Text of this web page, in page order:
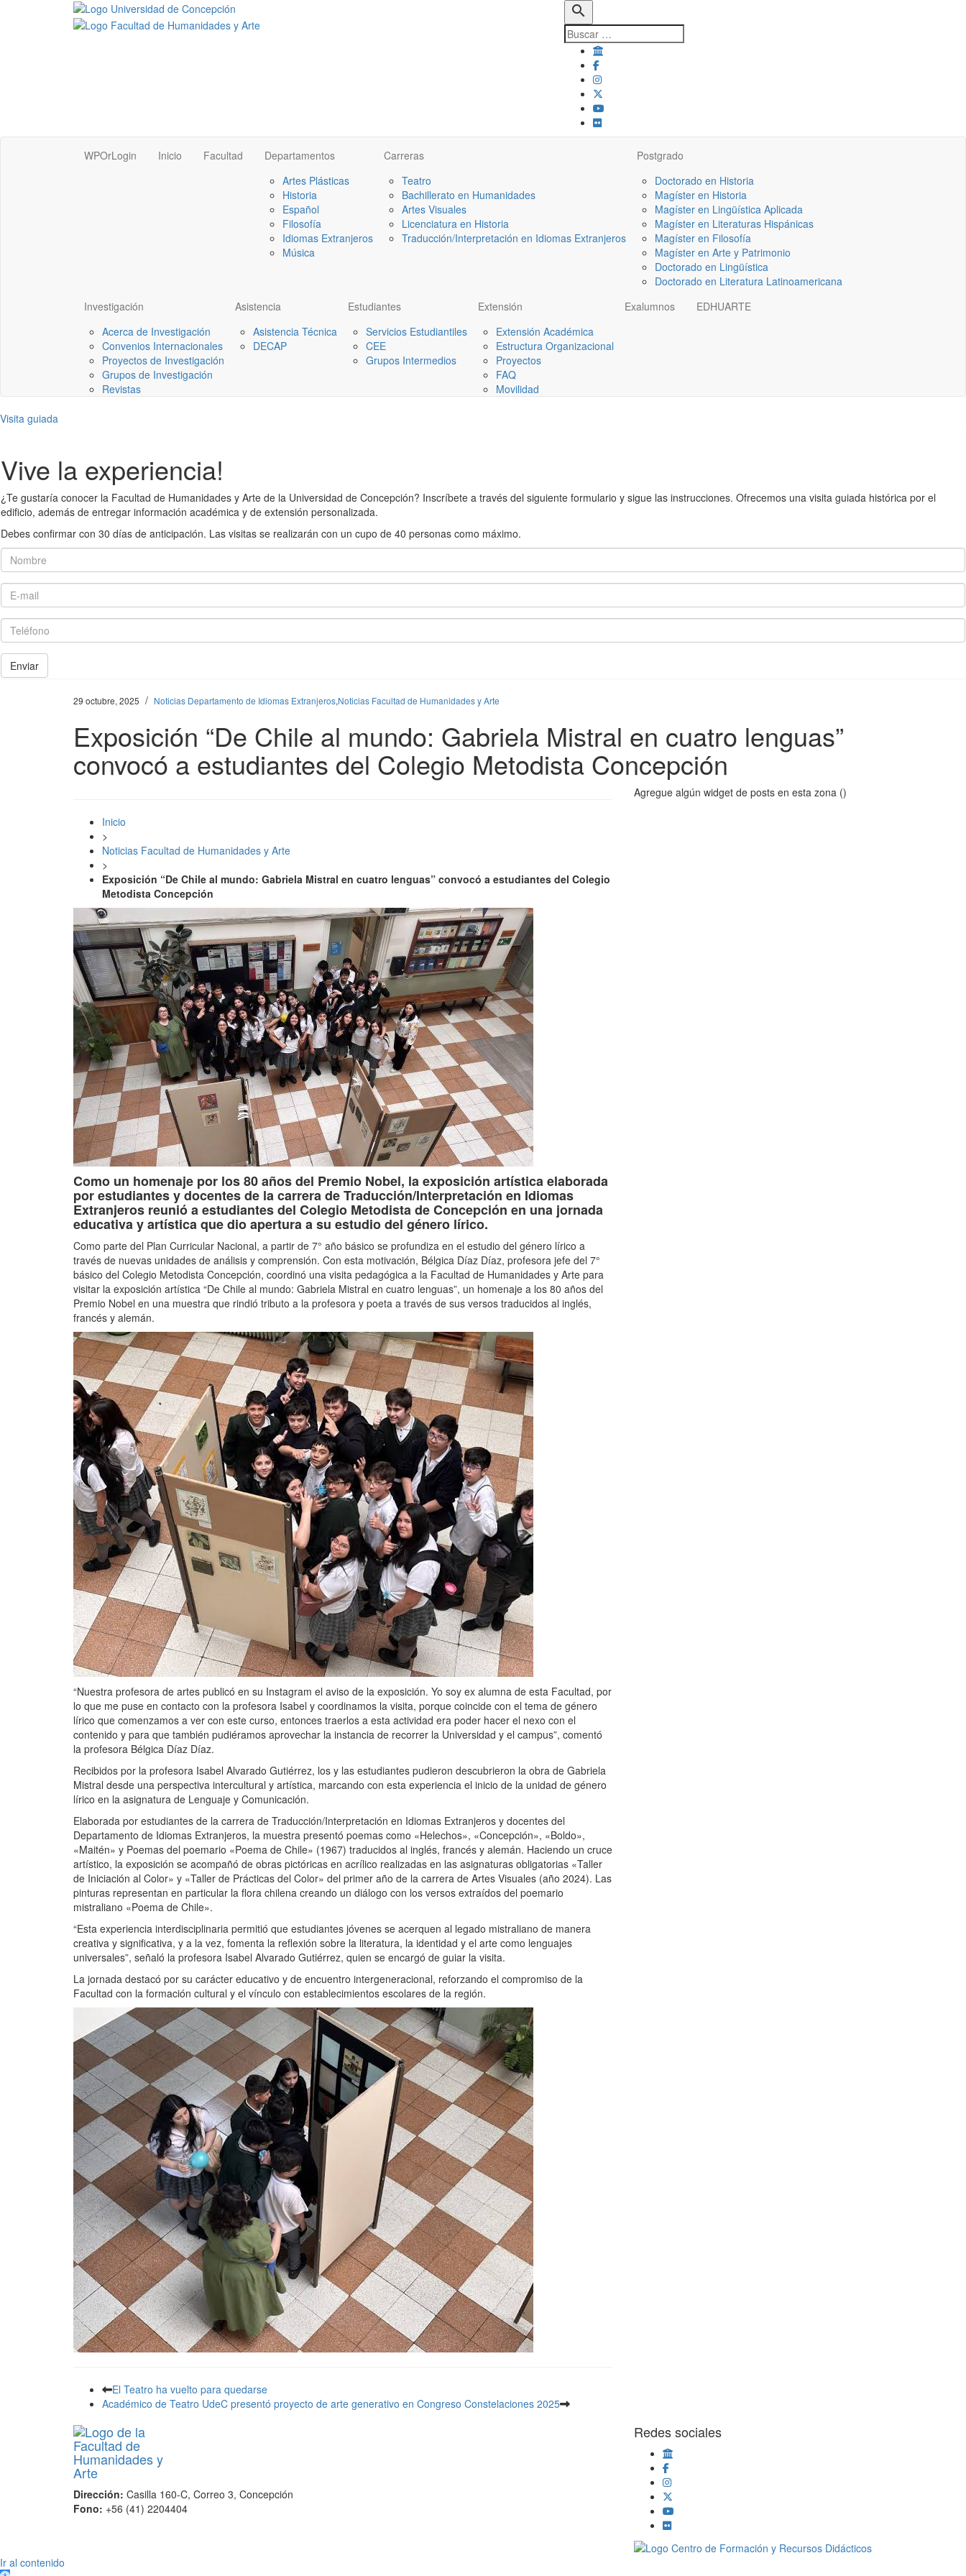
search
WPOrLogin Inicio Facultad
Departamentos
Artes Plásticas
Historia
Español
Filosofía
Idiomas Extranjeros
Música
Carreras
Teatro
Bachillerato en Humanidades
Artes Visuales
Licenciatura en Historia
Traducción/Interpretación en Idiomas Extranjeros
Postgrado
Doctorado en Historia
Magíster en Historia
Magíster en Lingüística Aplicada
Magíster en Literaturas Hispánicas
Magíster en Filosofía
Magíster en Arte y Patrimonio
Doctorado en Lingüística
Doctorado en Literatura Latinoamericana
Investigación
Acerca de Investigación
Convenios Internacionales
Proyectos de Investigación
Grupos de Investigación
Revistas
Asistencia
Asistencia Técnica
DECAP
Estudiantes
Servicios Estudiantiles
CEE
Grupos Intermedios
Extensión
Extensión Académica
Estructura Organizacional
Proyectos
FAQ
Movilidad
Exalumnos EDHUARTE
Visita guiada
Vive la experiencia!
¿Te gustaría conocer la Facultad de Humanidades y Arte de la Universidad de Concepción? Inscríbete a través del siguiente formulario y sigue las instrucciones. Ofrecemos una visita guiada histórica por el
edificio, además de entregar información académica y de extensión personalizada.
Debes confirmar con 30 días de anticipación. Las visitas se realizarán con un cupo de 40 personas como máximo.
Nombre
E-mail
Teléfono
Enviar
29 octubre, 2025 / Noticias Departamento de Idiomas Extranjeros,Noticias Facultad de Humanidades y Arte
Exposición “De Chile al mundo: Gabriela Mistral en cuatro lenguas”
convocó a estudiantes del Colegio Metodista Concepción
Inicio
>
Noticias Facultad de Humanidades y Arte
>
Exposición “De Chile al mundo: Gabriela Mistral en cuatro lenguas” convocó a estudiantes del Colegio
Metodista Concepción
Como un homenaje por los 80 años del Premio Nobel, la exposición artística elaborada
por estudiantes y docentes de la carrera de Traducción/Interpretación en Idiomas
Extranjeros reunió a estudiantes del Colegio Metodista de Concepción en una jornada
educativa y artística que dio apertura a su estudio del género lírico.
Como parte del Plan Curricular Nacional, a partir de 7° año básico se profundiza en el estudio del género lírico a
través de nuevas unidades de análisis y comprensión. Con esta motivación, Bélgica Díaz Díaz, profesora jefe del 7°
básico del Colegio Metodista Concepción, coordinó una visita pedagógica a la Facultad de Humanidades y Arte para
visitar la exposición artística “De Chile al mundo: Gabriela Mistral en cuatro lenguas”, un homenaje a los 80 años del
Premio Nobel en una muestra que rindió tributo a la profesora y poeta a través de sus versos traducidos al inglés,
francés y alemán.
“Nuestra profesora de artes publicó en su Instagram el aviso de la exposición. Yo soy ex alumna de esta Facultad, por
lo que me puse en contacto con la profesora Isabel y coordinamos la visita, porque coincide con el tema de género
lírico que comenzamos a ver con este curso, entonces traerlos a esta actividad era poder hacer el nexo con el
contenido y para que también pudiéramos aprovechar la instancia de recorrer la Universidad y el campus”, comentó
la profesora Bélgica Díaz Díaz.
Recibidos por la profesora Isabel Alvarado Gutiérrez, los y las estudiantes pudieron descubrieron la obra de Gabriela
Mistral desde una perspectiva intercultural y artística, marcando con esta experiencia el inicio de la unidad de género
lírico en la asignatura de Lenguaje y Comunicación.
Elaborada por estudiantes de la carrera de Traducción/Interpretación en Idiomas Extranjeros y docentes del
Departamento de Idiomas Extranjeros, la muestra presentó poemas como «Helechos», «Concepción», «Boldo»,
«Maitén» y Poemas del poemario «Poema de Chile» (1967) traducidos al inglés, francés y alemán. Haciendo un cruce
artístico, la exposición se acompañó de obras pictóricas en acrílico realizadas en las asignaturas obligatorias «Taller
de Iniciación al Color» y «Taller de Prácticas del Color» del primer año de la carrera de Artes Visuales (año 2024). Las
pinturas representan en particular la flora chilena creando un diálogo con los versos extraídos del poemario
mistraliano «Poema de Chile».
“Esta experiencia interdisciplinaria permitió que estudiantes jóvenes se acerquen al legado mistraliano de manera
creativa y significativa, y a la vez, fomenta la reflexión sobre la literatura, la identidad y el arte como lenguajes
universales”, señaló la profesora Isabel Alvarado Gutiérrez, quien se encargó de guiar la visita.
La jornada destacó por su carácter educativo y de encuentro intergeneracional, reforzando el compromiso de la
Facultad con la formación cultural y el vínculo con establecimientos escolares de la región.
El Teatro ha vuelto para quedarse
Académico de Teatro UdeC presentó proyecto de arte generativo en Congreso Constelaciones 2025
Agregue algún widget de posts en esta zona ()
Dirección: Casilla 160-C, Correo 3, Concepción
Fono: +56 (41) 2204404
Redes sociales
Scroll
Ir al contenido